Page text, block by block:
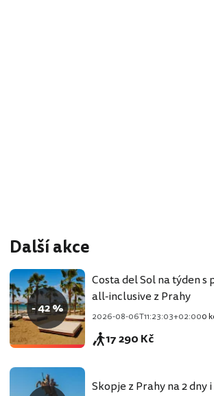
Další akce
- 42 %
Costa del Sol na týden s
all-inclusive z Prahy
2026-08-06T11:23:03+02:000
17 290 Kč
Skopje z Prahy na 2 dny